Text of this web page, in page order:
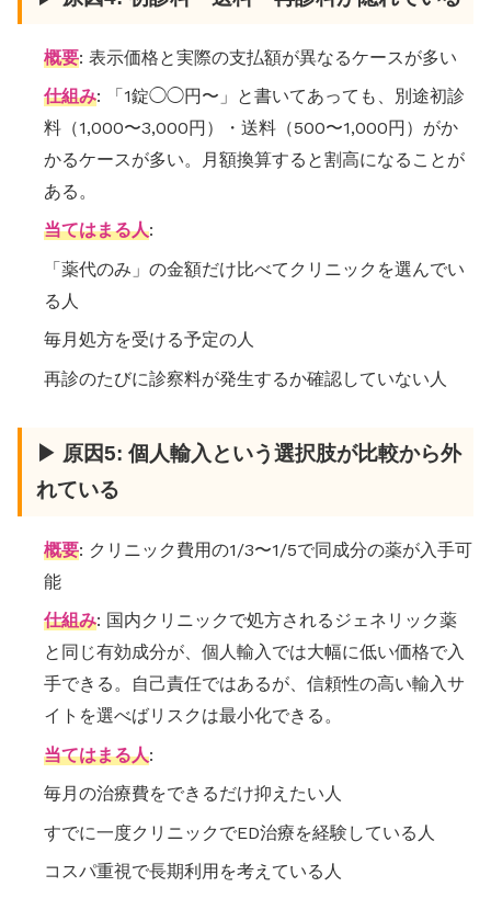
概要: 表示価格と実際の支払額が異なるケースが多い
仕組み: 「1錠◯◯円〜」と書いてあっても、別途初診
料（1,000〜3,000円）・送料（500〜1,000円）がか
かるケースが多い。月額換算すると割高になることが
ある。
当てはまる人:
「薬代のみ」の金額だけ比べてクリニックを選んでい
る人
毎月処方を受ける予定の人
再診のたびに診察料が発生するか確認していない人
▶ 原因5: 個人輸入という選択肢が比較から外
れている
概要: クリニック費用の1/3〜1/5で同成分の薬が入手可
能
仕組み: 国内クリニックで処方されるジェネリック薬
と同じ有効成分が、個人輸入では大幅に低い価格で入
手できる。自己責任ではあるが、信頼性の高い輸入サ
イトを選べばリスクは最小化できる。
当てはまる人:
毎月の治療費をできるだけ抑えたい人
すでに一度クリニックでED治療を経験している人
コスパ重視で長期利用を考えている人